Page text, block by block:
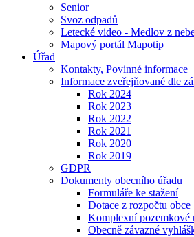
Senior
Svoz odpadů
Letecké video - Medlov z
Mapový portál Mapotip
Úřad
Kontakty, Povinné informace
Informace zveřejňované dle
Rok 2024
Rok 2023
Rok 2022
Rok 2021
Rok 2020
Rok 2019
GDPR
Dokumenty obecního úřadu
Formuláře ke stažení
Dotace z rozpočtu obce
Komplexní pozemkové
Obecně závazné